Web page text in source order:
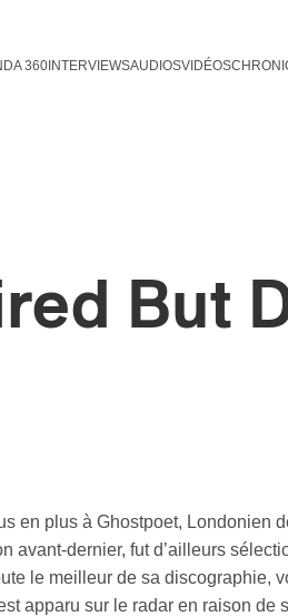
360INTERVIEWSAUDIOSVIDÉOS
But
en plus à Ghostpoet, Londonien
avant-dernier, fut d’ailleurs
le meilleur de sa discographie,
apparu sur le radar en raison